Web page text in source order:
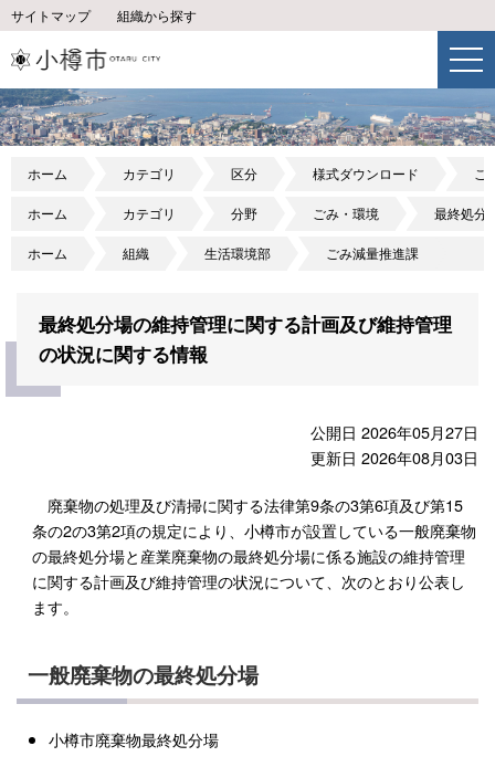
サイトマップ 組織から探す
ホーム カテゴリ 区分 様式ダウンロード ご
ホーム カテゴリ 分野 ごみ・環境 最終処分
ホーム 組織 生活環境部 ごみ減量推進課
最終処分場の維持管理に関する計画及び維持管理
の状況に関する情報
公開日 2026年05月27日
更新日 2026年08月03日
廃棄物の処理及び清掃に関する法律第9条の3第6項及び第15
条の2の3第2項の規定により、小樽市が設置している一般廃棄物
の最終処分場と産業廃棄物の最終処分場に係る施設の維持管理
に関する計画及び維持管理の状況について、次のとおり公表し
ます。
一般廃棄物の最終処分場
小樽市廃棄物最終処分場